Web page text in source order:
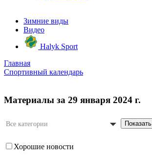
Зимние виды
Видео
Halyk Sport
Главная
Спортивный календарь
Материалы за 29 января 2024 г.
Все категории Показать
Хорошие новости